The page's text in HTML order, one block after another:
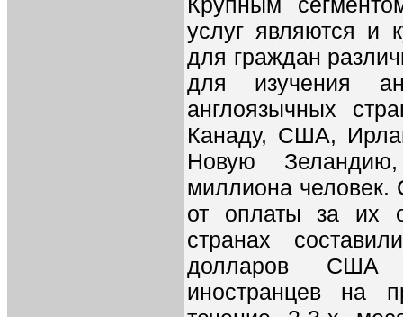
услуг являются и
для граждан
для изучения
англоязычных
Канаду, США,
Новую
миллиона человек.
от оплаты за их
странах
долларов США
иностранцев на